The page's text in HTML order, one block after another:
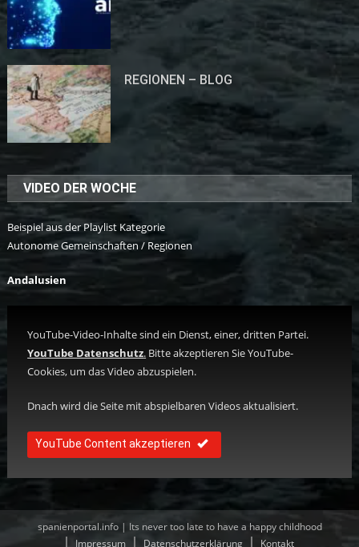
REGIONEN – BLOG
VIDEO DER WOCHE
Beispiel aus der Playlist Kategorie
Autonome Gemeinschaften / Regionen
Andalusien
YouTube-Video-Inhalte sind ein Dienst, einer, dritten Partei.
YouTube Datenschutz. Bitte akzeptieren Sie YouTube-
Cookies, um das Video abzuspielen.
Dnach wird die Seite mit abspielbaren Videos aktualisiert.
YouTube Content akzeptieren
spanienportal.info | Its never too late to have a happy childhood
Impressum
Datenschutzerklärung Kontakt